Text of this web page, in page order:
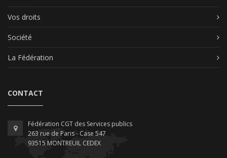
Vos droits
Société
La Fédération
CONTACT
Fédération CGT des Services publics
263 rue de Paris - Case 547
93515 MONTREUIL CEDEX